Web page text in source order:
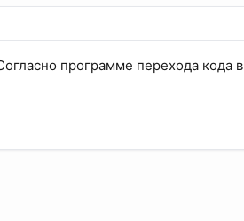
программе перехода кода в